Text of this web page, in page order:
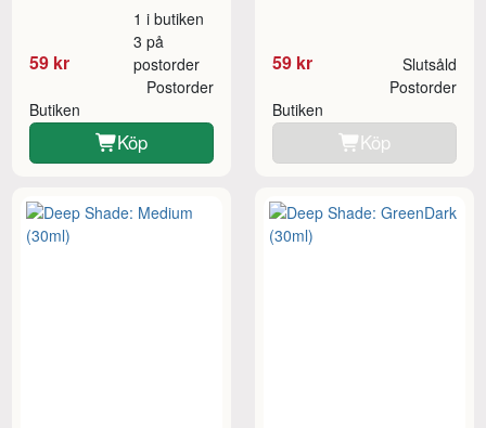
59 kr
1 i butiken
3 på
postorder
Butiken
Postorder
Köp
59 kr Slutsåld
Butiken
Postorder
Köp